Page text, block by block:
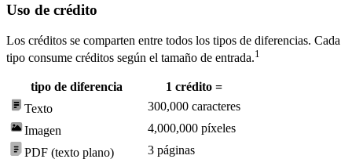
Uso de crédito
Los créditos se comparten entre todos los tipos de diferencias. Cada
tipo consume créditos según el tamaño de entrada.1
tipo de diferencia
1 crédito =
Texto
300,000 caracteres
Imagen
4,000,000 píxeles
PDF (texto plano)
3 páginas